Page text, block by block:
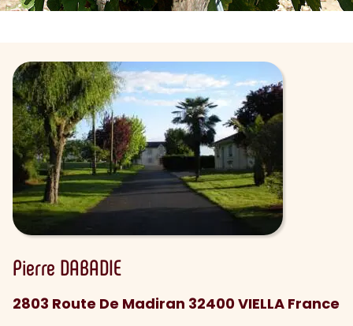
Pierre DABADIE
2803 Route De Madiran 32400 VIELLA France